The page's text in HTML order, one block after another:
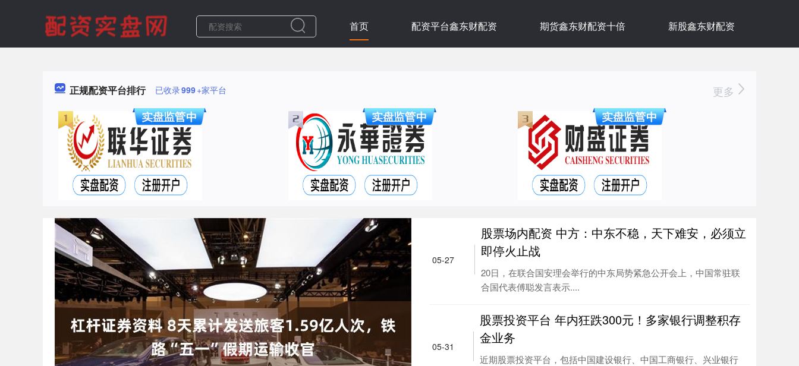
首页 配资平台鑫东财配资 期货鑫东财配资十倍 新股鑫东财配资
正规配资平台排行 已收录999+家平台 更多
05-27
股票场内配资 中方：中东不稳，天下难安，必须立
即停火止战
20日，在联合国安理会举行的中东局势紧急公开会上，中国常驻联
合国代表傅聪发言表示....
05-31
股票投资平台 年内狂跌300元！多家银行调整积存
金业务
近期股票投资平台，包括中国建设银行、中国工商银行、兴业银行